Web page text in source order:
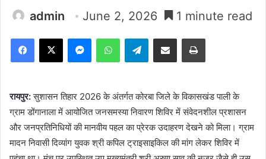
admin June 2, 2026 1 minute read
Facebook
X MessengerWhatsAppTelegramShare via Email Print
रायपुर:सुशासन तिहार 2026 के अंतर्गत कोरबा जिले के विकासखंड पाली के
ग्राम डोंगानाला में आयोजित जनसमस्या निवारण शिविर में संवेदनशील प्रशासन
और जनप्रतिनिधियों की मानवीय पहल का प्रेरक उदाहरण देखने को मिला। ग्राम
मादन निवासी दिव्यांग युवक श्री कपिल ट्राइसाइकिल की मांग लेकर शिविर में